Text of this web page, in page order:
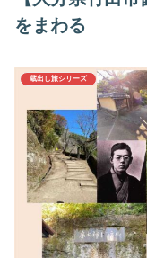
をまわる
蔵出し旅シリーズ